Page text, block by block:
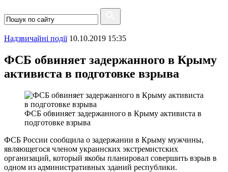
Надзвичайні події 10.10.2019 15:35
ФСБ обвиняет задержанного в Крыму
активиста в подготовке взрыва
ФСБ обвиняет задержанного в Крыму активиста в
подготовке взрыва
ФСБ России сообщила о задержании в Крыму мужчины,
являющегося членом украинских экстремистских
организаций, который якобы планировал совершить взрыв в
одном из административных зданий республики.